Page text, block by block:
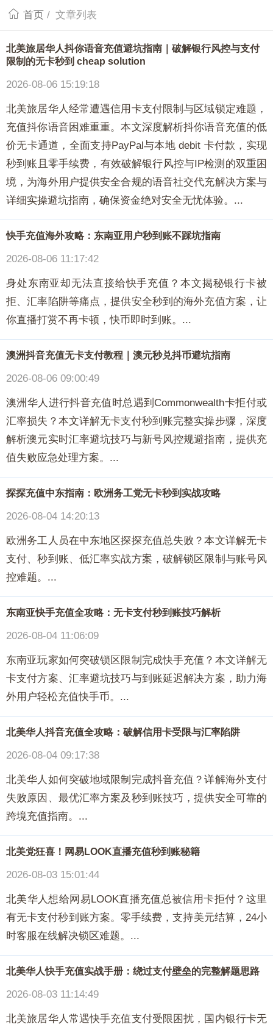
首页 / 文章列表
北美旅居华人抖你语音充值避坑指南｜破解银行风控与支付
限制的无卡秒到 cheap solution
2026-08-06 15:19:18
北美旅居华人经常遭遇信用卡支付限制与区域锁定难题，
充值抖你语音困难重重。本文深度解析抖你语音充值的低
价无卡通道，全面支持PayPal与本地 debit 卡付款，实现
秒到账且零手续费，有效破解银行风控与IP检测的双重困
境，为海外用户提供安全合规的语音社交代充解决方案与
详细实操避坑指南，确保资金绝对安全无忧体验。...
快手充值海外攻略：东南亚用户秒到账不踩坑指南
2026-08-06 11:17:42
身处东南亚却无法直接给快手充值？本文揭秘银行卡被
拒、汇率陷阱等痛点，提供安全秒到的海外充值方案，让
你直播打赏不再卡顿，快币即时到账。...
澳洲抖音充值无卡支付教程｜澳元秒兑抖币避坑指南
2026-08-06 09:00:49
澳洲华人进行抖音充值时总遇到Commonwealth卡拒付或
汇率损失？本文详解无卡支付秒到账完整实操步骤，深度
解析澳元实时汇率避坑技巧与新号风控规避指南，提供充
值失败应急处理方案。...
探探充值中东指南：欧洲务工党无卡秒到实战攻略
2026-08-04 14:20:13
欧洲务工人员在中东地区探探充值总失败？本文详解无卡
支付、秒到账、低汇率实战方案，破解锁区限制与账号风
控难题。...
东南亚快手充值全攻略：无卡支付秒到账技巧解析
2026-08-04 11:06:09
东南亚玩家如何突破锁区限制完成快手充值？本文详解无
卡支付方案、汇率避坑技巧与到账延迟解决方案，助力海
外用户轻松充值快手币。...
北美华人抖音充值全攻略：破解信用卡受限与汇率陷阱
2026-08-04 09:17:38
北美华人如何突破地域限制完成抖音充值？详解海外支付
失败原因、最优汇率方案及秒到账技巧，提供安全可靠的
跨境充值指南。...
北美党狂喜！网易LOOK直播充值秒到账秘籍
2026-08-03 15:01:44
北美华人想给网易LOOK直播充值总被信用卡拒付？这里
有无卡支付秒到账方案。零手续费，支持美元结算，24小
时客服在线解决锁区难题。...
北美华人快手充值实战手册：绕过支付壁垒的完整解题思路
2026-08-03 11:14:49
北美旅居华人常遇快手充值支付受限困扰，国内银行卡无